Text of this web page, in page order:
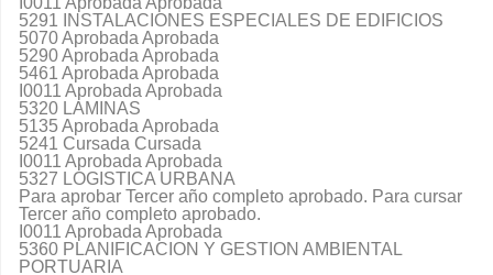
5291 INSTALACIONES ESPECIALES DE EDIFICIOS
5070 Aprobada Aprobada
5290 Aprobada Aprobada
5461 Aprobada Aprobada
I0011 Aprobada Aprobada
5320 LAMINAS
5135 Aprobada Aprobada
5241 Cursada Cursada
I0011 Aprobada Aprobada
5327 LOGISTICA URBANA
Para aprobar Tercer año completo aprobado. Para cursar
Tercer año completo aprobado.
I0011 Aprobada Aprobada
5360 PLANIFICACION Y GESTION AMBIENTAL
PORTUARIA